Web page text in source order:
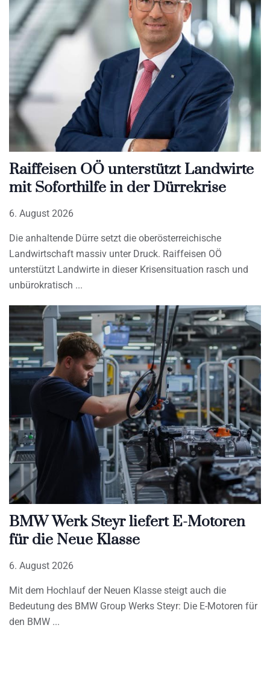
Raiffeisen OÖ unterstützt Landwirte
mit Soforthilfe in der Dürrekrise
6. August 2026
Die anhaltende Dürre setzt die oberösterreichische
Landwirtschaft massiv unter Druck. Raiffeisen OÖ
unterstützt Landwirte in dieser Krisensituation rasch und
unbürokratisch
BMW Werk Steyr liefert E-Motoren
für die Neue Klasse
6. August 2026
Mit dem Hochlauf der Neuen Klasse steigt auch die
Bedeutung des BMW Group Werks Steyr: Die E-Motoren für
den BMW